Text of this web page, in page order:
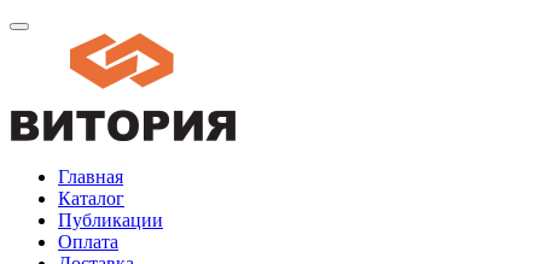
Главная
Каталог
Публикации
Оплата